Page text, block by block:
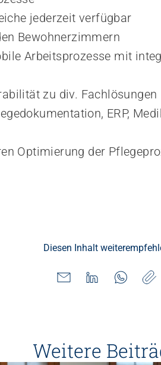
jederzeit verfügbar
Bewohnerzimmern
Arbeitsprozesse mit
zu div. Fachlösungen
ERP,
Optimierung der
Diesen Inhalt
Weitere